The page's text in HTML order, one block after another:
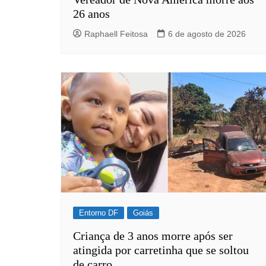
26 anos
Raphaell Feitosa 6 de agosto de 2026
Entorno DF Goiás
Criança de 3 anos morre após ser
atingida por carretinha que se soltou